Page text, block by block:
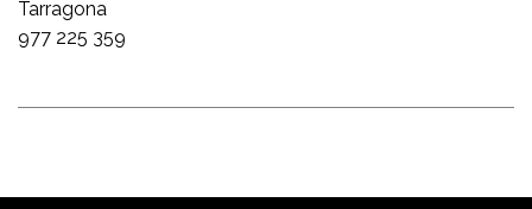
Tarragona
977 225 359